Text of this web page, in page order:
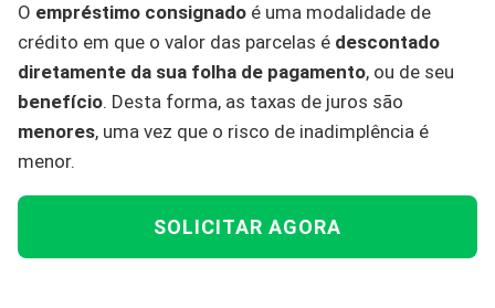
O empréstimo consignado é uma modalidade de
crédito em que o valor das parcelas é descontado
diretamente da sua folha de pagamento, ou de seu
benefício. Desta forma, as taxas de juros são
menores, uma vez que o risco de inadimplência é
menor.
SOLICITAR AGORA